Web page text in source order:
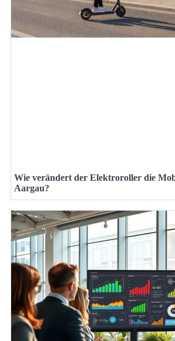
Wie verändert der Elektroroller die
Aargau?